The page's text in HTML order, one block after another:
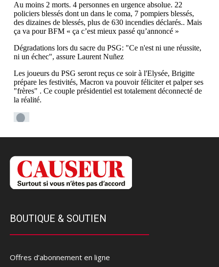
BOUTIQUE & SOUTIEN
Offres d’abonnement en ligne